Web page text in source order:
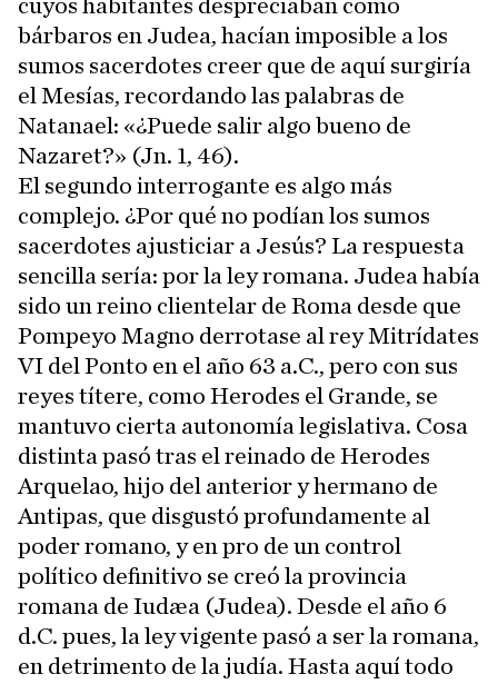
cuyos habitantes despreciaban como
bárbaros en Judea, hacían imposible a los
sumos sacerdotes creer que de aquí surgiría
el Mesías, recordando las palabras de
Natanael: «¿Puede salir algo bueno de
Nazaret?» (Jn. 1, 46).
El segundo interrogante es algo más
complejo. ¿Por qué no podían los sumos
sacerdotes ajusticiar a Jesús? La respuesta
sencilla sería: por la ley romana. Judea había
sido un reino clientelar de Roma desde que
Pompeyo Magno derrotase al rey Mitrídates
VI del Ponto en el año 63 a.C., pero con sus
reyes títere, como Herodes el Grande, se
mantuvo cierta autonomía legislativa. Cosa
distinta pasó tras el reinado de Herodes
Arquelao, hijo del anterior y hermano de
Antipas, que disgustó profundamente al
poder romano, y en pro de un control
político definitivo se creó la provincia
romana de Iudæa (Judea). Desde el año 6
d.C. pues, la ley vigente pasó a ser la romana,
en detrimento de la judía. Hasta aquí todo